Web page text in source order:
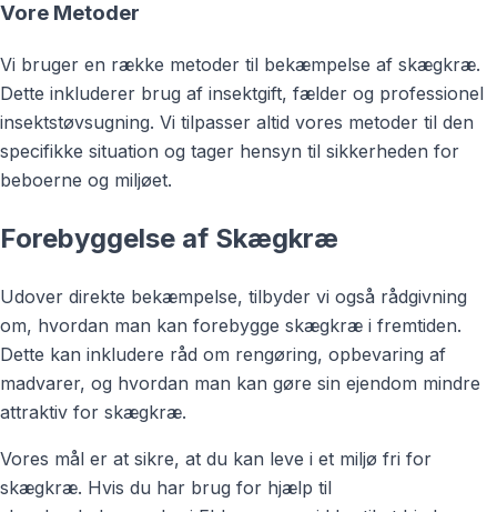
Vore Metoder
Vi bruger en række metoder til bekæmpelse af skægkræ.
Dette inkluderer brug af insektgift, fælder og professionel
insektstøvsugning. Vi tilpasser altid vores metoder til den
specifikke situation og tager hensyn til sikkerheden for
beboerne og miljøet.
Forebyggelse af Skægkræ
Udover direkte bekæmpelse, tilbyder vi også rådgivning
om, hvordan man kan forebygge skægkræ i fremtiden.
Dette kan inkludere råd om rengøring, opbevaring af
madvarer, og hvordan man kan gøre sin ejendom mindre
attraktiv for skægkræ.
Vores mål er at sikre, at du kan leve i et miljø fri for
skægkræ. Hvis du har brug for hjælp til